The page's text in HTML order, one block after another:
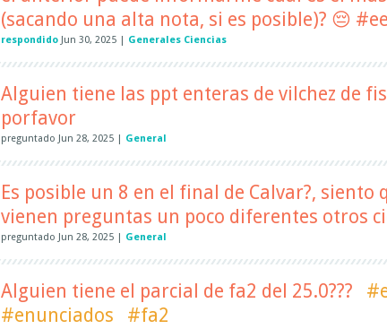
(sacando una alta nota, si es posible)? 😔
respondido Jun 30, 2025 Generales Ciencias
Alguien tiene las ppt enteras de vilchez de
porfavor
preguntado Jun 28, 2025 General
Es posible un 8 en el final de Calvar?, siento
vienen preguntas un poco diferentes otros
preguntado Jun 28, 2025 General
Alguien tiene el parcial de fa2 del 25.0???
#enunciados
#fa2